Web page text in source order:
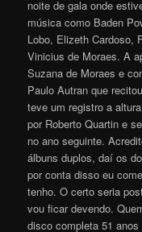
noite de gala onde
música como Baden
Lobo, Elizeth Cardoso,
Vinicius de Moraes. A
Suzana de Moraes e
Paulo Autran que
teve um registro a
por Roberto Quartin e
no ano seguinte.
álbuns duplos, daí os
por conta disso eu
tenho. O certo seria
vou ficar devendo.
disco completa 51